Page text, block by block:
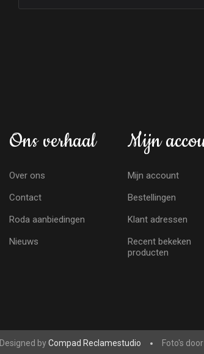
Ons verhaal
Over ons
Contact
Roda aanbiedingen
Nieuws
Mijn
Mijn account
Bestellingen
Klant adressen
Recent bekeken
producten
Designed byCompad Reclamestudio Foto's door